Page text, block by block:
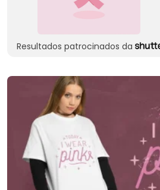
Resultados patrocinados da